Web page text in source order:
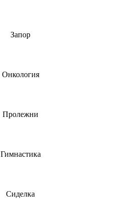
Запор
Онкология
Пролежни
Гимнастика
Сиделка